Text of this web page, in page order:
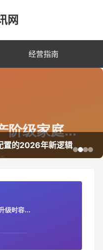
网
经营指南
置的2026年新逻辑